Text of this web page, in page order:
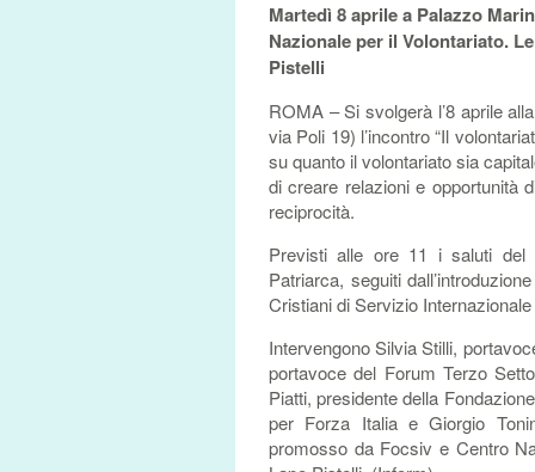
Martedì 8 aprile a Palazzo
Nazionale per il Volontariato.
Pistelli
ROMA – Si svolgerà l’8 aprile
via Poli 19) l’incontro “Il
su quanto il volontariato sia
di creare relazioni e opportunità
reciprocità.
Previsti alle ore 11 i saluti del
Patriarca, seguiti
Cristiani di Servizio
Intervengono Silvia Stilli,
portavoce del Forum Terzo
Piatti, presidente della
per Forza Italia e Giorgio
promosso da Focsiv e Centro